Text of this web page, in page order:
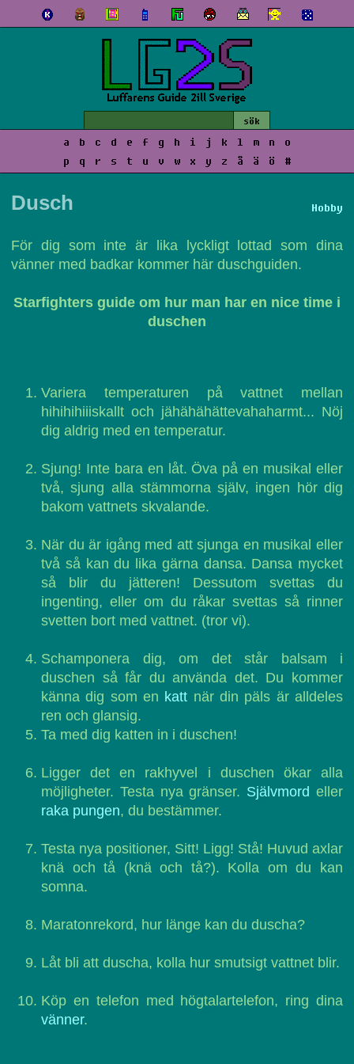
a b c d e f g h i j k l m n
o
p
q r s t u v w x y z å ä ö #
Hobby
Dusch
För dig som inte är lika lyckligt lottad som dina
vänner med badkar kommer här duschguiden.
Starfighters guide om hur man har en nice time i
duschen
Variera temperaturen på vattnet mellan
hihihihiiiskallt och jähähähättevahaharmt... Nöj
dig aldrig med en temperatur.
Sjung! Inte bara en låt. Öva på en musikal eller
två, sjung alla stämmorna själv, ingen hör dig
bakom vattnets skvalande.
När du är igång med att sjunga en musikal eller
två så kan du lika gärna dansa. Dansa mycket
så blir du jätteren! Dessutom svettas du
ingenting, eller om du råkar svettas så rinner
svetten bort med vattnet. (tror vi).
Schamponera dig, om det står balsam i
duschen så får du använda det. Du kommer
känna dig som en katt när din päls är alldeles
ren och glansig.
Ta med dig katten in i duschen!
Ligger det en rakhyvel i duschen ökar alla
möjligheter. Testa nya gränser. Självmord eller
raka pungen, du bestämmer.
Testa nya positioner, Sitt! Ligg! Stå! Huvud axlar
knä och tå (knä och tå?). Kolla om du kan
somna.
Maratonrekord, hur länge kan du duscha?
Låt bli att duscha, kolla hur smutsigt vattnet blir.
Köp en telefon med högtalartelefon, ring dina
vänner.